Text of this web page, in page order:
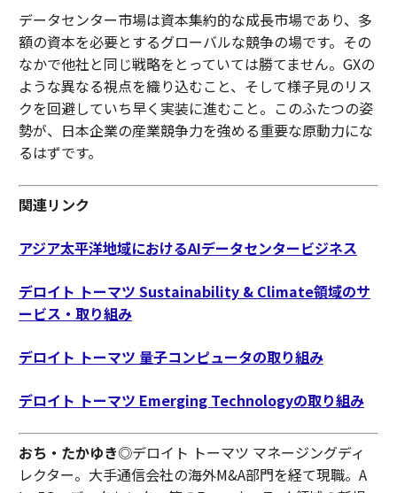
データセンター市場は資本集約的な成長市場であり、多
額の資本を必要とするグローバルな競争の場です。その
なかで他社と同じ戦略をとっていては勝てません。GXの
ような異なる視点を織り込むこと、そして様子見のリス
クを回避していち早く実装に進むこと。このふたつの姿
勢が、日本企業の産業競争力を強める重要な原動力にな
るはずです。
関連リンク
アジア太平洋地域におけるAIデータセンタービジネス
デロイト トーマツ Sustainability & Climate領域のサ
ービス・取り組み
デロイト トーマツ 量子コンピュータの取り組み
デロイト トーマツ Emerging Technologyの取り組み
おち・たかゆき◎デロイト トーマツ マネージングディ
レクター。大手通信会社の海外M&A部門を経て現職。A